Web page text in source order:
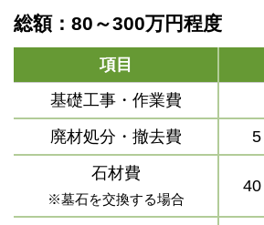
総額：80～300万円程度
項目
基礎工事・作業費
廃材処分・撤去費
石材費
※墓石を交換する場合